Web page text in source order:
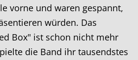
vorne und waren gespannt,
würden. Das
Box" ist schon nicht mehr
die Band ihr tausendstes